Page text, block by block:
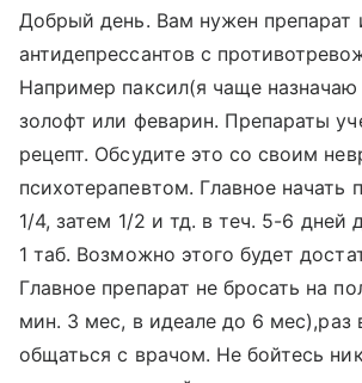
Добрый день. Вам нужен препарат
антидепрессантов с
Например паксил(я чаще назначаю
золофт или феварин. Препараты
рецепт. Обсудите это со своим
психотерапевтом. Главное начать
1/4, затем 1/2 и тд. в теч. 5-6 дней
1 таб. Возможно этого будет
Главное препарат не бросать на
мин. 3 мес, в идеале до 6 мес),раз
общаться с врачом. Не бойтесь